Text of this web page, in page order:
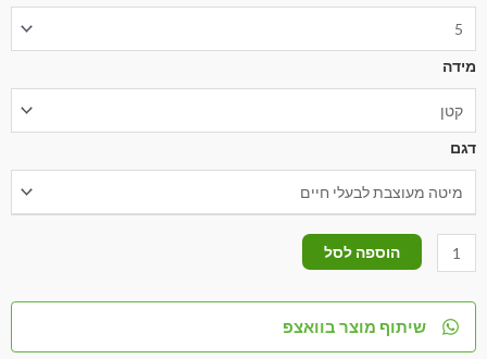
מידה
דגם
הוספה לסל
שיתוף מוצר בוואצפ